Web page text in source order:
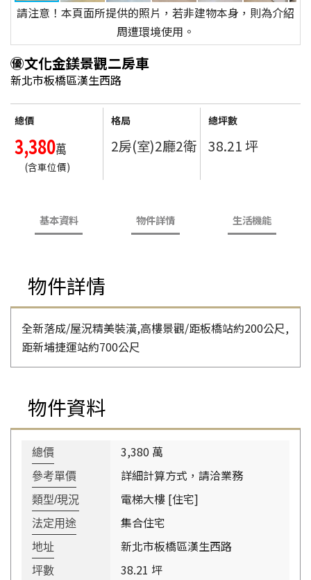
請注意！本頁面所提供的照片，若非建物本身，則為介紹
周遭環境使用。
㊝文化金鎂景觀二房車
新北市板橋區漢生西路
總價
3,380萬
(含車位價)
格局
2房(室)2廳2衛
總坪數
38.21 坪
基本資料 物件詳情 生活機能
物件詳情
全新落成/屋況精美裝潢,高樓景觀/距板橋站約200公尺,
距新埔捷運站約700公尺
物件資料
總價 3,380 萬
參考單價 詳細計算方式，請洽業務
類型/現況 電梯大樓 [住宅]
法定用途 集合住宅
地址 新北市板橋區漢生西路
坪數 38.21 坪